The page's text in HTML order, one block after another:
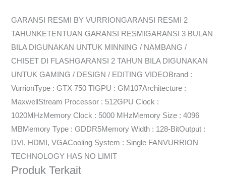
GARANSI RESMI BY VURRIONGARANSI RESMI 2
TAHUNKETENTUAN GARANSI RESMIGARANSI 3 BULAN
BILA DIGUNAKAN UNTUK MINNING / NAMBANG /
CHISET DI FLASHGARANSI 2 TAHUN BILA DIGUNAKAN
UNTUK GAMING / DESIGN / EDITING VIDEOBrand :
VurrionType : GTX 750 TIGPU : GM107Architecture :
MaxwellStream Processor : 512GPU Clock :
1020MHzMemory Clock : 5000 MHzMemory Size : 4096
MBMemory Type : GDDR5Memory Width : 128-BitOutput :
DVI, HDMI, VGACooling System : Single FANVURRION
TECHNOLOGY HAS NO LIMIT
Produk Terkait